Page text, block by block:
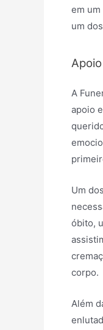
em
um
A
apoio
Um
óbito,
corpo.
Além